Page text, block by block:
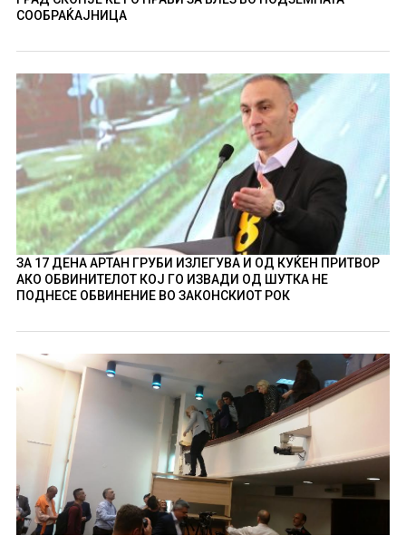
СООБРАЌАЈНИЦА
ЗА 17 ДЕНА АРТАН ГРУБИ ИЗЛЕГУВА И ОД КУЌЕН ПРИТВОР
АКО ОБВИНИТЕЛОТ КОЈ ГО ИЗВАДИ ОД ШУТКА НЕ
ПОДНЕСЕ ОБВИНЕНИЕ ВО ЗАКОНСКИОТ РОК